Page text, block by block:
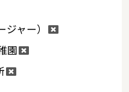
ャー）
園